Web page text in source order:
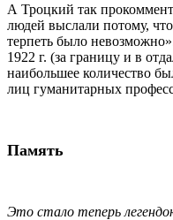
А Троцкий так
людей выслали потому,
терпеть было
1922 г. (за границу и в
наибольшее количество
лиц гуманитарных
Память
Это стало теперь